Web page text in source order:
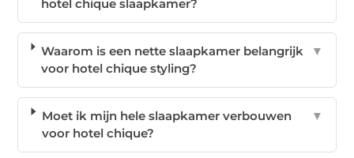
hotel chique slaapkamer?
Waarom is een nette slaapkamer belangrijk
voor hotel chique styling?
▼
Moet ik mijn hele slaapkamer verbouwen
voor hotel chique?
▼